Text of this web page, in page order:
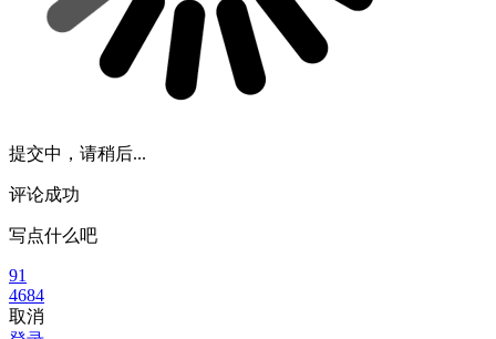
提交中，请稍后...
评论成功
写点什么吧
91
4684
取消